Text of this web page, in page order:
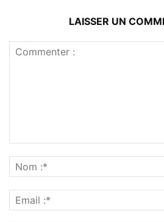
LAISSER UN